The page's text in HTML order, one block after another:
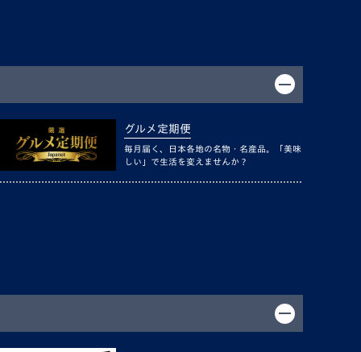
グルメ定期便
毎月届く、日本各地の名物・名産品。「美味
しい」で生活を変えませんか？